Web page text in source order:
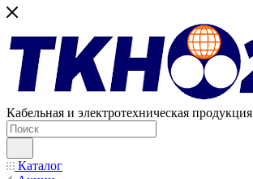
Кабельная и электротехническая продукция
Каталог